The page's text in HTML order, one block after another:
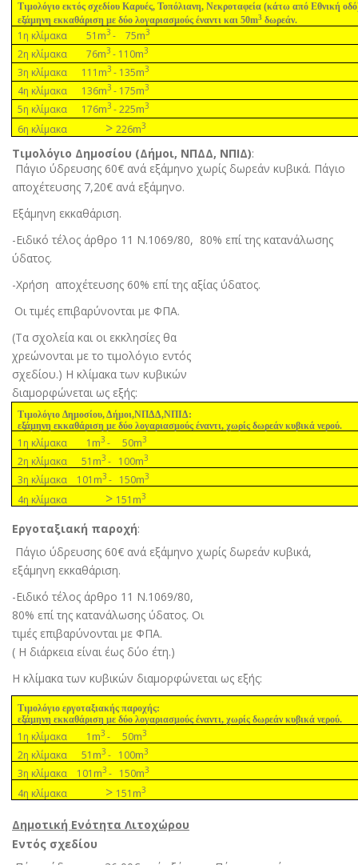
Τιµολόγιο εκτός σχεδίου Καρυές, Τοπόλιανη, Νεκροταφεία (κάτω από Εθνική
εξάµηνη εκκαθάριση µε δύο λογαριασµούς έναντι και 50m3 δωρεάν.
1η κλίµακα 51 m3 - 75m3
2η κλίµακα 76m3 - 110m3
3η κλίµακα 111 m3 - 135m3
4η κλίµακα 136m3 - 175m3
5η κλίµακα 176m3 - 225m3
6η κλίµακα >226m3
Τιµολόγιο Δηµοσίου (Δήµοι, ΝΠΔΔ, ΝΠΙΔ):
Πάγιο ύδρευσης 60€ ανά εξάµηνο χωρίς δωρεάν κυβικά. Πάγιο
αποχέτευσης 7,20€ ανά εξάµηνο.
Εξάµηνη εκκαθάριση.
-Ειδικό τέλος άρθρο 11 Ν.1069/80, 80% επί της κατανάλωσης
ύδατος.
-Χρήση αποχέτευσης 60% επί της αξίας ύδατος.
Οι τιµές επιβαρύνονται µε ΦΠΑ.
(Τα σχολεία και οι εκκλησίες θα
χρεώνονται µε το τιµολόγιο εντός
σχεδίου.) Η κλίµακα των κυβικών
διαµορφώνεται ως εξής:
Τιµολόγιο ∆ηµοσίου, Δήµοι,ΝΠΔΔ,ΝΠΙΔ:
εξάµηνη εκκαθάριση µε δύο λογαριασµούς έναντι, χωρίς δωρεάν κυβικά νερού.
1η κλίµακα 1 m3 - 50m3
2η κλίµακα 51 m3 - 100m3
3η κλίµακα 101 m3 - 150m3
4η κλίµακα > 151 m3
Εργοταξιακή παροχή:
Πάγιο ύδρευσης 60€ ανά εξάµηνο χωρίς δωρεάν κυβικά,
εξάµηνη εκκαθάριση.
-Ειδικό τέλος άρθρο 11 Ν.1069/80,
80% επί της κατανάλωσης ύδατος. Οι
τιµές επιβαρύνονται µε ΦΠΑ.
( Η διάρκεια είναι έως δύο έτη.)
Η κλίµακα των κυβικών διαµορφώνεται ως εξής:
Τιµολόγιο εργοταξιακής παροχής:
εξάµηνη εκκαθάριση µε δύο λογαριασµούς έναντι, χωρίς δωρεάν κυβικά νερού.
1η κλίµακα 1 m3 - 50m3
2η κλίµακα 51 m3 - 100m3
3η κλίµακα 101 m3 - 150m3
4η κλίµακα > 151 m3
Δηµοτική Ενότητα Λιτοχώρου
Εντός σχεδίου